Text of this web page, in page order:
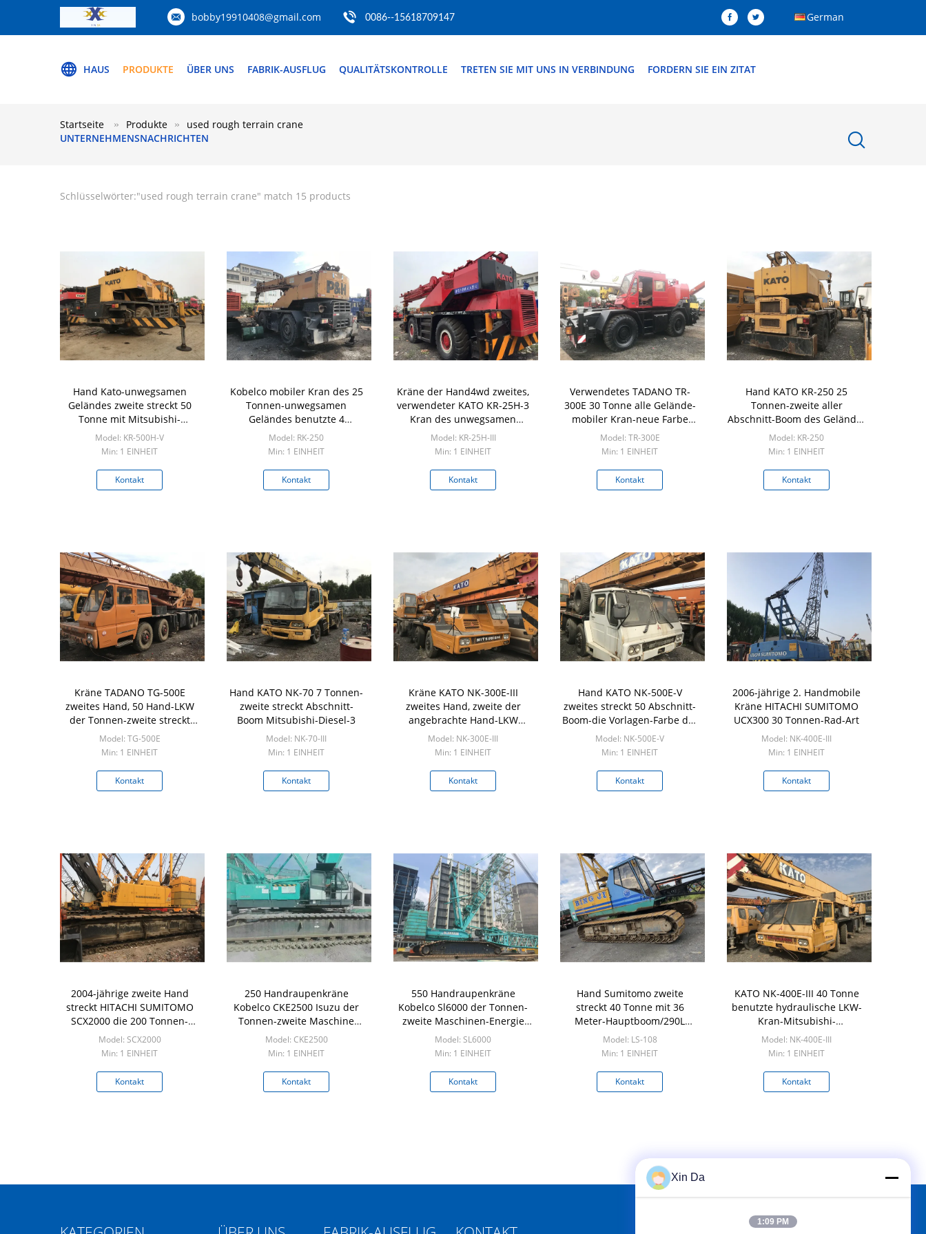
bobby19910408@gmail.com 0086--15618709147 German
HAUS PRODUKTE ÜBER UNS FABRIK-AUSFLUG QUALITÄTSKONTROLLE TRETEN SIE MIT UNS IN VERBINDUNG FORDERN SIE EIN ZITAT
UNTERNEHMENSNACHRICHTEN
Startseite Produkte used rough terrain crane
Schlüsselwörter:"used rough terrain crane" match 15 products
Hand Kato-unwegsamen
Geländes zweite streckt 50
Tonne mit Mitsubishi-
Maschine 270hp
Model: KR-500H-V
Min: 1 EINHEIT
Kontakt
Kobelco mobiler Kran des 25
Tonnen-unwegsamen
Geländes benutzte 4
Abschnitt-Boom-Mitsubishi-
Maschine
Model: RK-250
Min: 1 EINHEIT
Kontakt
Kräne der Hand4wd zweites,
verwendeter KATO KR-25H-3
Kran des unwegsamen
Geländes 25 Tonne
Model: KR-25H-III
Min: 1 EINHEIT
Kontakt
Verwendetes TADANO TR-
300E 30 Tonne alle Gelände-
mobiler Kran-neue Farbe
1993-jährig
Model: TR-300E
Min: 1 EINHEIT
Kontakt
Hand KATO KR-250 25
Tonnen-zweite aller
Abschnitt-Boom des Gelände-
mobilen Kran-4
Model: KR-250
Min: 1 EINHEIT
Kontakt
Kräne TADANO TG-500E
zweites Hand, 50 Hand-LKW
der Tonnen-zweite streckt
Nissan-Diesel
Model: TG-500E
Min: 1 EINHEIT
Kontakt
Hand KATO NK-70 7 Tonnen-
zweite streckt Abschnitt-
Boom Mitsubishi-Diesel-3
Model: NK-70-III
Min: 1 EINHEIT
Kontakt
Kräne KATO NK-300E-III
zweites Hand, zweite der
angebrachte Hand-LKW
streckt ursprüngliche Farbe
Model: NK-300E-III
Min: 1 EINHEIT
Kontakt
Hand KATO NK-500E-V
zweites streckt 50 Abschnitt-
Boom-die Vorlagen-Farbe der
Tonnen-5
Model: NK-500E-V
Min: 1 EINHEIT
Kontakt
2006-jährige 2. Handmobile
Kräne HITACHI SUMITOMO
UCX300 30 Tonnen-Rad-Art
Model: NK-400E-III
Min: 1 EINHEIT
Kontakt
2004-jährige zweite Hand
streckt HITACHI SUMITOMO
SCX2000 die 200 Tonnen-
Raupen-Art
Model: SCX2000
Min: 1 EINHEIT
Kontakt
250 Handraupenkräne
Kobelco CKE2500 Isuzu der
Tonnen-zweite Maschine
2005-jährig
Model: CKE2500
Min: 1 EINHEIT
Kontakt
550 Handraupenkräne
Kobelco Sl6000 der Tonnen-
zweite Maschinen-Energie
320kw
Model: SL6000
Min: 1 EINHEIT
Kontakt
Hand Sumitomo zweite
streckt 40 Tonne mit 36
Meter-Hauptboom/290L
Kraftstofftank
Model: LS-108
Min: 1 EINHEIT
Kontakt
KATO NK-400E-III 40 Tonne
benutzte hydraulische LKW-
Kran-Mitsubishi-
Fördermaschine K354
Model: NK-400E-III
Min: 1 EINHEIT
Kontakt
Xin Da
1:09 PM